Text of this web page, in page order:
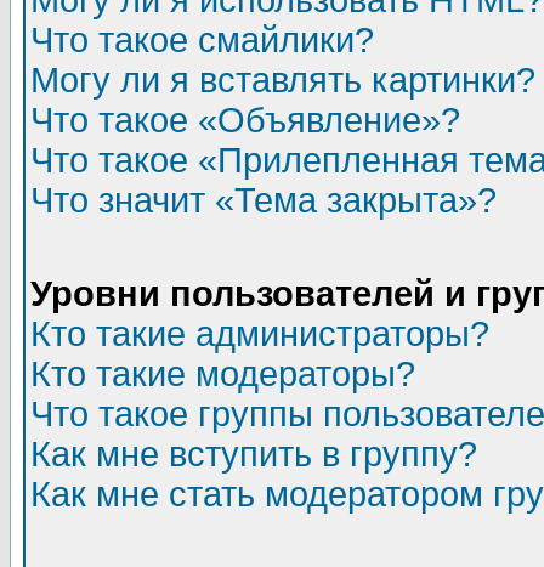
Что такое смайлики?
Могу ли я вставлять картинки?
Что такое «Объявление»?
Что такое «Прилепленная
Что значит «Тема закрыта»?
Уровни пользователей и
Кто такие администраторы?
Кто такие модераторы?
Что такое группы
Как мне вступить в группу?
Как мне стать модератором